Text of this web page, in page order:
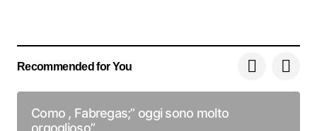
Recommended for You
Como , Fabregas;” oggi sono molto
orgoglioso”